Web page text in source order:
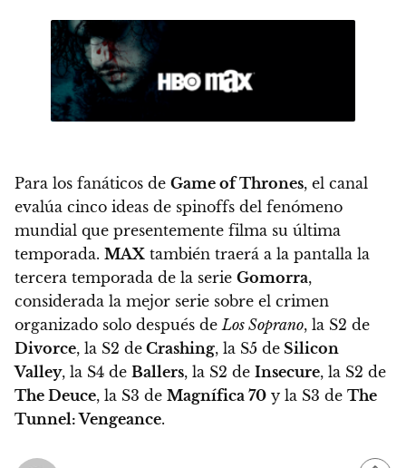
Para los fanáticos de Game of Thrones, el canal
evalúa cinco ideas de spinoffs del fenómeno
mundial que presentemente filma su última
temporada. MAX también traerá a la pantalla la
tercera temporada de la serie Gomorra,
considerada la mejor serie sobre el crimen
organizado solo después de Los Soprano, la S2 de
Divorce, la S2 de Crashing, la S5 de Silicon
Valley, la S4 de Ballers, la S2 de Insecure, la S2 de
The Deuce, la S3 de Magnífica 70 y la S3 de The
Tunnel: Vengeance.